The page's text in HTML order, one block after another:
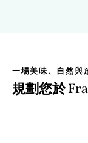
一場美味、自然與
規劃您於